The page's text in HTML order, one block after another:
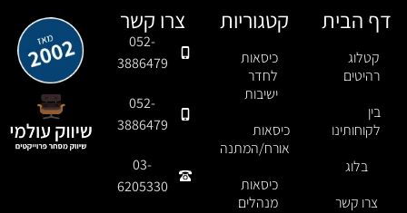
צרו קשר
052-
3886479
052-
3886479
03-
6205330
קטגוריות
כיסאות
לחדר
ישיבות
כיסאות
אורח/המתנה
כיסאות
מנהלים
דף הבית
קטלוג
רהיטים
בין
לקוחותינו
בלוג
צרו קשר